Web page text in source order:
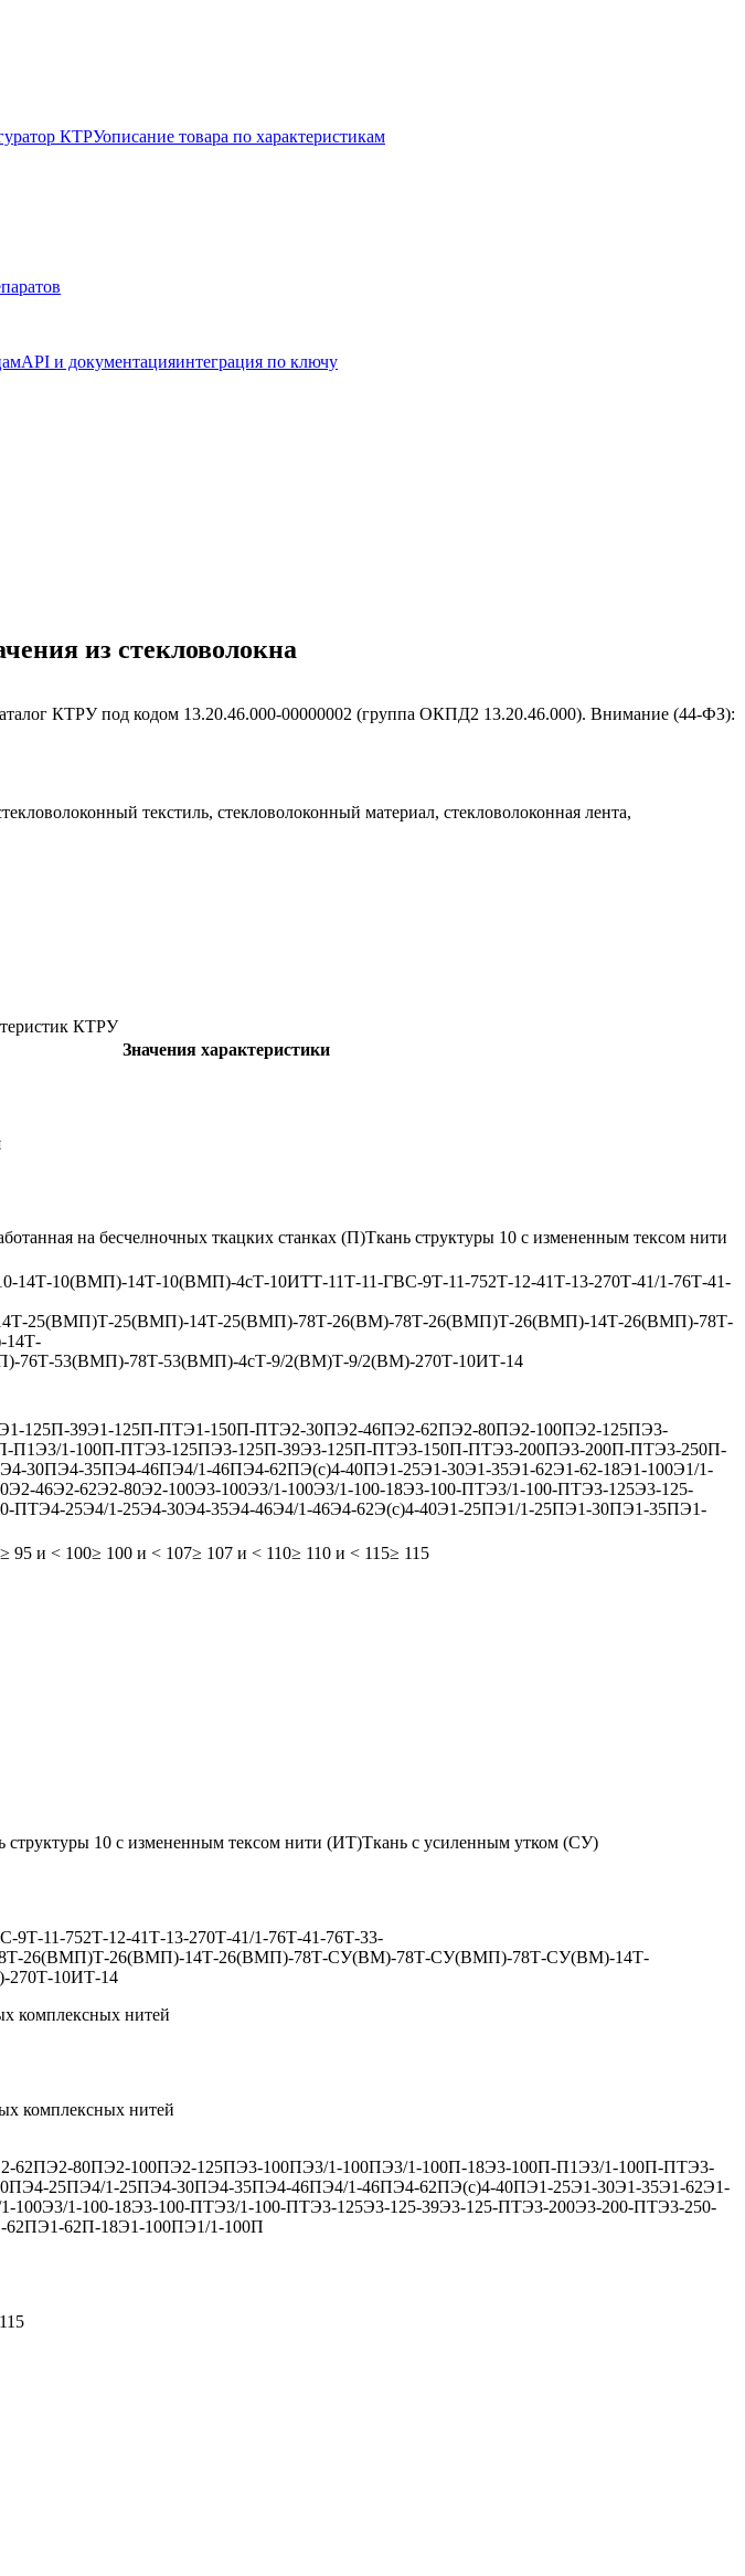
КТРУописание товара по характеристикам
API и документацияинтеграция по ключу
из стекловолокна
КТРУ под кодом 13.20.46.000-00000002 (группа ОКПД2 13.20.46.000). Внимание (44-ФЗ):
текстиль, стекловолоконный материал, стекловолоконная лента,
КТРУ
Значения характеристики
на бесчелночных ткацких станках (П)Ткань структуры 10 с измененным тексом нити
14Т-10(ВМП)-14Т-10(ВМП)-4сТ-10ИТТ-11Т-11-ГВС-9Т-11-752Т-12-41Т-13-270Т-41/1-76Т-41-
Т-25(ВМП)Т-25(ВМП)-14Т-25(ВМП)-78Т-26(ВМ)-78Т-26(ВМП)Т-26(ВМП)-14Т-26(ВМП)-78Т-
Т-
76Т-53(ВМП)-78Т-53(ВМП)-4сТ-9/2(ВМ)Т-9/2(ВМ)-270Т-10ИТ-14
125П-39Э1-125П-ПТЭ1-150П-ПТЭ2-30ПЭ2-46ПЭ2-62ПЭ2-80ПЭ2-100ПЭ2-125ПЭ3-
П1Э3/1-100П-ПТЭ3-125ПЭ3-125П-39Э3-125П-ПТЭ3-150П-ПТЭ3-200ПЭ3-200П-ПТЭ3-250П-
Э4-30ПЭ4-35ПЭ4-46ПЭ4/1-46ПЭ4-62ПЭ(с)4-40ПЭ1-25Э1-30Э1-35Э1-62Э1-62-18Э1-100Э1/1-
Э2-46Э2-62Э2-80Э2-100Э3-100Э3/1-100Э3/1-100-18Э3-100-ПТЭ3/1-100-ПТЭ3-125Э3-125-
ПТЭ4-25Э4/1-25Э4-30Э4-35Э4-46Э4/1-46Э4-62Э(с)4-40Э1-25ПЭ1/1-25ПЭ1-30ПЭ1-35ПЭ1-
≥ 95 и < 100≥ 100 и < 107≥ 107 и < 110≥ 110 и < 115≥ 115
структуры 10 с измененным тексом нити (ИТ)Ткань с усиленным утком (СУ)
9Т-11-752Т-12-41Т-13-270Т-41/1-76Т-41-76Т-33-
Т-26(ВМП)Т-26(ВМП)-14Т-26(ВМП)-78Т-СУ(ВМ)-78Т-СУ(ВМП)-78Т-СУ(ВМ)-14Т-
270Т-10ИТ-14
комплексных нитей
комплексных нитей
62ПЭ2-80ПЭ2-100ПЭ2-125ПЭ3-100ПЭ3/1-100ПЭ3/1-100П-18Э3-100П-П1Э3/1-100П-ПТЭ3-
Э4-25ПЭ4/1-25ПЭ4-30ПЭ4-35ПЭ4-46ПЭ4/1-46ПЭ4-62ПЭ(с)4-40ПЭ1-25Э1-30Э1-35Э1-62Э1-
100Э3/1-100-18Э3-100-ПТЭ3/1-100-ПТЭ3-125Э3-125-39Э3-125-ПТЭ3-200Э3-200-ПТЭ3-250-
62ПЭ1-62П-18Э1-100ПЭ1/1-100П